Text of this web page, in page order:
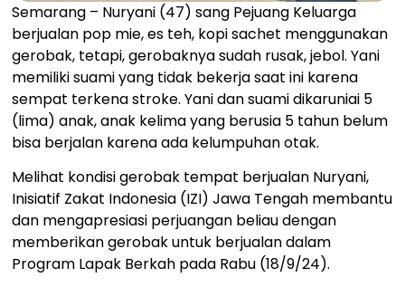
Semarang – Nuryani (47) sang Pejuang Keluarga
berjualan pop mie, es teh, kopi sachet menggunakan
gerobak, tetapi, gerobaknya sudah rusak, jebol. Yani
memiliki suami yang tidak bekerja saat ini karena
sempat terkena stroke. Yani dan suami dikaruniai 5
(lima) anak, anak kelima yang berusia 5 tahun belum
bisa berjalan karena ada kelumpuhan otak.
Melihat kondisi gerobak tempat berjualan Nuryani,
Inisiatif Zakat Indonesia (IZI) Jawa Tengah membantu
dan mengapresiasi perjuangan beliau dengan
memberikan gerobak untuk berjualan dalam
Program Lapak Berkah pada Rabu (18/9/24).